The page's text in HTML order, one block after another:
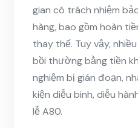
gian có trách nhiệm
hàng, bao gồm hoàn
thay thế. Tuy vậy,
bồi thường bằng tiền
nghiệm bị gián đoạn,
kiện diễu binh, diễu
lễ A80.